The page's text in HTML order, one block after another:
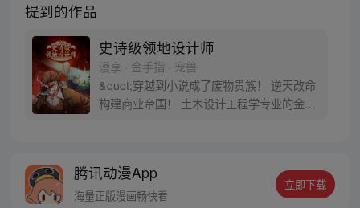
提到的作品
史诗级领地设计师
漫享 · 金手指 · 宠兽
&quot;穿越到小说成了废物贵族！ 逆天改命
构建商业帝国！ 土木设计工程学专业的金修
救活它啊！设计，建设，出售啊！&quot;
腾讯动漫App
海量正版漫画畅快看
立即下载